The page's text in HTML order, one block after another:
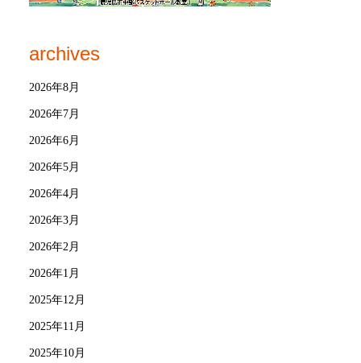
archives
2026年8月
2026年7月
2026年6月
2026年5月
2026年4月
2026年3月
2026年2月
2026年1月
2025年12月
2025年11月
2025年10月